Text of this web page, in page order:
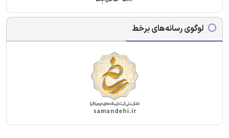
لوگوی رسانه‌های برخط